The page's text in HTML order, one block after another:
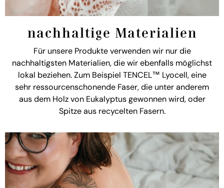
nachhaltige Materialien
Für unsere Produkte verwenden wir nur die
nachhaltigsten Materialien, die wir ebenfalls möglichst
lokal beziehen. Zum Beispiel TENCEL™ Lyocell, eine
sehr ressourcenschonende Faser, die unter anderem
aus dem Holz von Eukalyptus gewonnen wird, oder
Spitze aus recycelten Fasern.